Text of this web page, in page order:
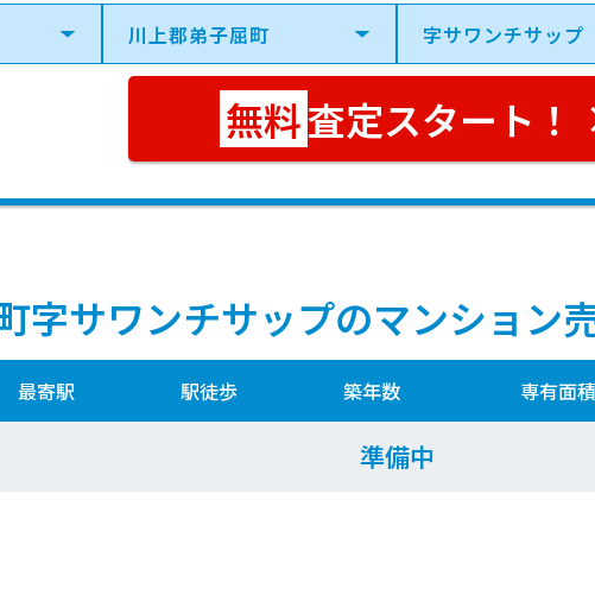
査定スタート！
字サワンチサップのマンション
最寄駅 駅徒歩 築年数 専有面積
準備中